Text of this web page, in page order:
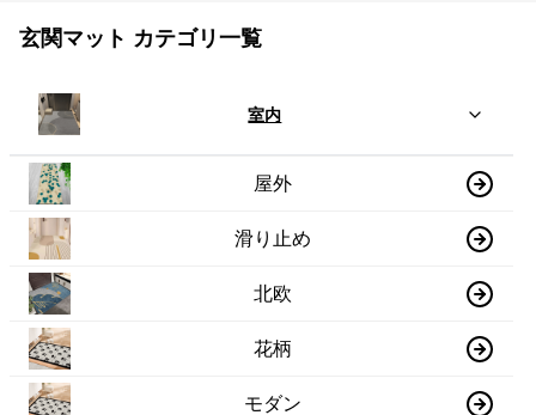
玄関マット カテゴリ一覧
室内
屋外
滑り止め
北欧
花柄
モダン